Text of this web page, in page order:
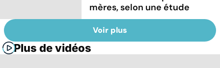
mères, selon une étude
Voir plus
Plus de vidéos